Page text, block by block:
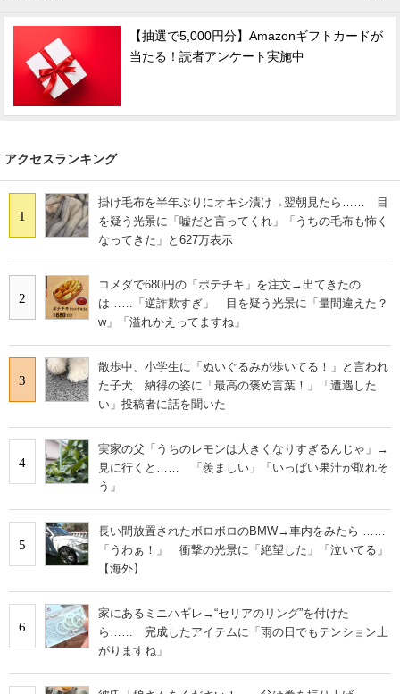
【抽選で5,000円分】Amazonギフトカードが
当たる！読者アンケート実施中
アクセスランキング
1
掛け毛布を半年ぶりにオキシ漬け→翌朝見たら…… 目
を疑う光景に「嘘だと言ってくれ」「うちの毛布も怖く
なってきた」と627万表示
2
コメダで680円の「ポテチキ」を注文→出てきたの
は……「逆詐欺すぎ」 目を疑う光景に「量間違えた？
w」「溢れかえってますね」
3
散歩中、小学生に「ぬいぐるみが歩いてる！」と言われ
た子犬 納得の姿に「最高の褒め言葉！」「遭遇した
い」投稿者に話を聞いた
4
実家の父「うちのレモンは大きくなりすぎるんじゃ」→
見に行くと…… 「羨ましい」「いっぱい果汁が取れそ
う」
5
長い間放置されたボロボロのBMW→車内をみたら ……
「うわぁ！」 衝撃の光景に「絶望した」「泣いてる」
【海外】
6
家にあるミニハギレ→“セリアのリング”を付けた
ら…… 完成したアイテムに「雨の日でもテンション上
がりますね」